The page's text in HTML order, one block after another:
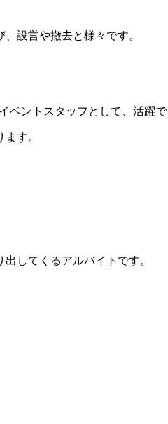
設営や撤去と様々です。
ベントスタッフとして、活躍
す。
してくるアルバイトです。